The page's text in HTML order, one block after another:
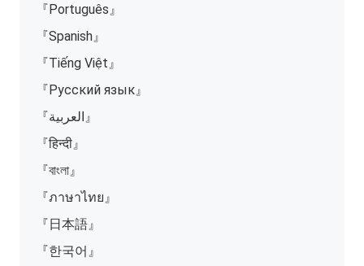
『Português』
『Spanish』
『Tiếng Việt』
『Русский язык』
『العربية』
『हिन्दी』
『বাংলা』
『ภาษาไทย』
『日本語』
『한국어』